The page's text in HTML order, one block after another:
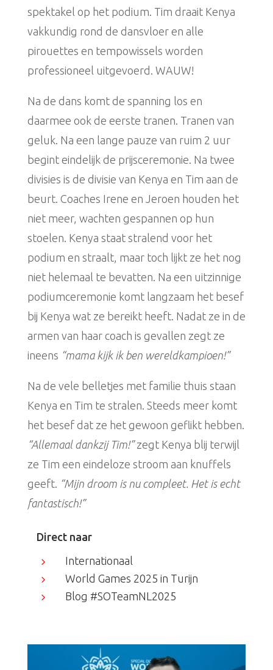
spektakel op het podium. Tim draait Kenya
vakkundig rond de dansvloer en alle
pirouettes en tempowissels worden
professioneel uitgevoerd. WAUW!
Na de dans komt de spanning los en
daarmee ook de eerste tranen. Tranen van
geluk. Na een lange pauze van ruim 2 uur
begint eindelijk de prijsceremonie. Na twee
divisies is de divisie van Kenya en Tim aan de
beurt. Coaches Irene en Jeroen houden het
niet meer, wachten gespannen op hun
stoelen. Kenya staat stralend voor het
podium en straalt, maar toch lijkt ze het nog
niet helemaal te bevatten. Na een uitzinnige
podiumceremonie komt langzaam het besef
bij Kenya wat ze bereikt heeft. Nadat ze in de
armen van haar coach is gevallen zegt ze
ineens “mama kijk ik ben wereldkampioen!”
Na de vele belletjes met familie thuis staan
Kenya en Tim te stralen. Steeds meer komt
het besef dat ze het gewoon geflikt hebben.
“Allemaal dankzij Tim!”zegt Kenya blij terwijl
ze Tim een eindeloze stroom aan knuffels
geeft. “Mijn droom is nu compleet. Het is echt
fantastisch!”
Direct naar
5
Internationaal
5
World Games 2025 in Turijn
5
Blog #SOTeamNL2025